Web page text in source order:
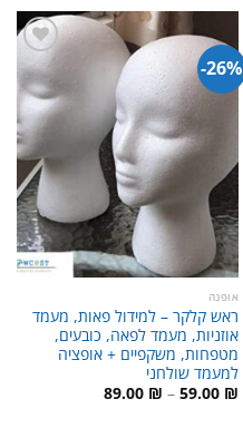
26%-
אופנה
ראש קלקר – למידול פאות, מעמד
אוזניות, מעמד לפאה, כובעים,
מטפחות, משקפיים + אופציה
למעמד שולחני
59.00 ₪
–
89.00 ₪ טווח
מחירים: